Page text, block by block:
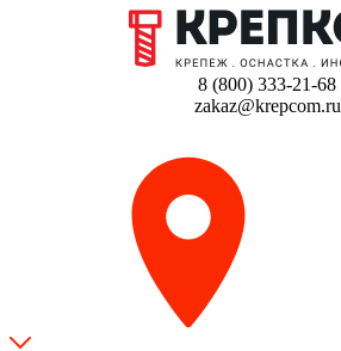
8 (800) 333-21-68
zakaz@krepcom.ru